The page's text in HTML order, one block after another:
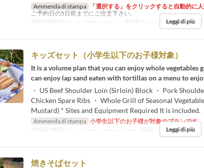
Ammenda di stampa
「選択する」をクリックすると自動的に
ご予約日の5日前までにご注文下さい。
Date valide
01 apr 2025 ~ 30 nov Pasti Pranzo, Tè, Cena
Leggi di più
キッズセット（小学生以下のお子様対象）
It is a volume plan that you can enjoy whole
can enjoy lap sand eaten with tortillas on a menu to
・ US Beef Shoulder Loin (Sirloin) Block ・ Pork
Chicken Spare Ribs ・ Whole Grill of Seasonal
Mustard) * Sites and Equipment Required It is included.
Ammenda di stampa 小学生以下のお子様が対象のプランです。
Date valide
01 apr 2025 ~ 30 nov 2025 Pasti Pranzo, Tè, Cena
Leggi di più
焼きそばセット